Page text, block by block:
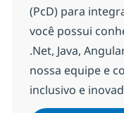
(PcD) para
você possui
.Net, Java,
nossa equipe e
inclusivo e